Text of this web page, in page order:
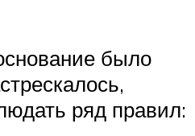
было
ряд правил: